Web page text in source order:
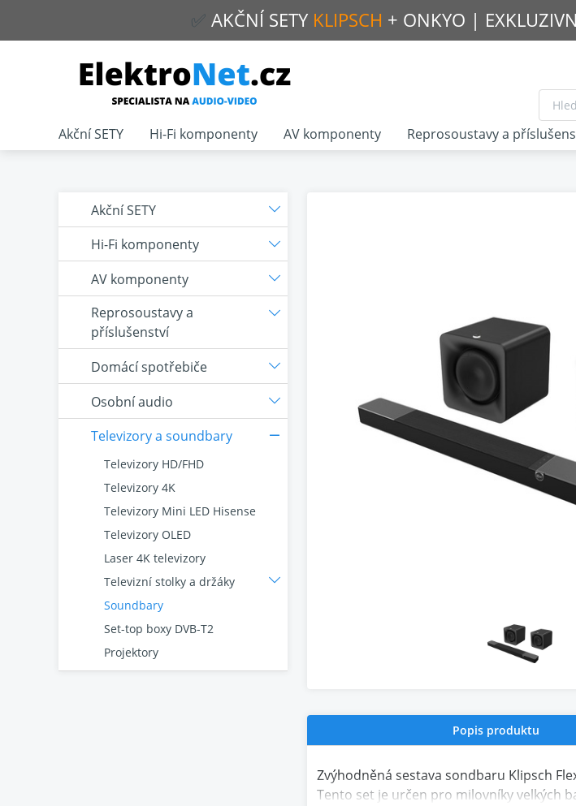
✅ AKČNÍ SETY KLIPSCH + ONKYO |
Popis produktu
Zvýhodněná sestava sondbaru Klipsch
Tento set je určen pro milovníky velkých
Akční SETY
Hi-Fi komponenty
AV komponenty
Reprosoustavy a
příslušenství
Domácí spotřebiče
Osobní audio
Televizory a soundbary
Televizory HD/FHD
Televizory 4K
Televizory Mini LED Hisense
Televizory OLED
Laser 4K televizory
Televizní stolky a držáky
Soundbary
Set-top boxy DVB-T2
Projektory
Akční SETY Hi-Fi komponenty AV komponenty Reprosoustavy a